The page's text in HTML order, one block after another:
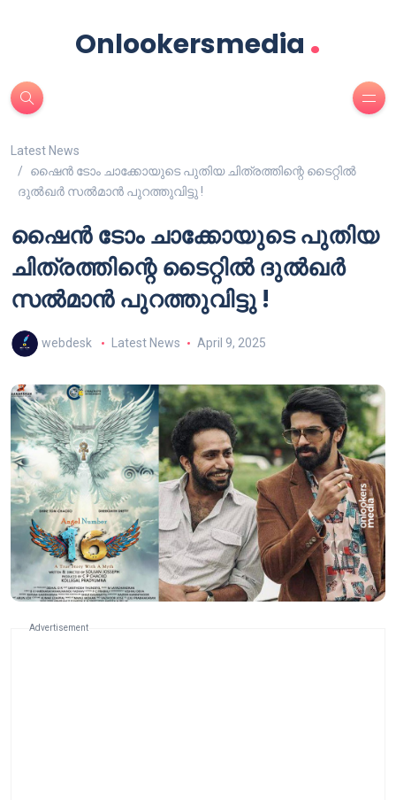
Onlookersmedia .
Latest News
ഷൈൻ ടോം ചാക്കോയുടെ പുതിയ ചിത്രത്തിന്റെ ടൈറ്റിൽ
ദുൽഖർ സൽമാൻ പുറത്തുവിട്ടു !
ഷൈൻ ടോം ചാക്കോയുടെ പുതിയ
ചിത്രത്തിന്റെ ടൈറ്റിൽ ദുൽഖർ
സൽമാൻ പുറത്തുവിട്ടു !
webdesk Latest News April 9, 2025
Advertisement